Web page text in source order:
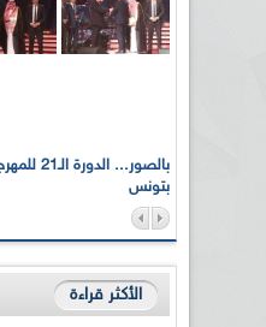
بالصور...
بتونس
الأكثر قراءة